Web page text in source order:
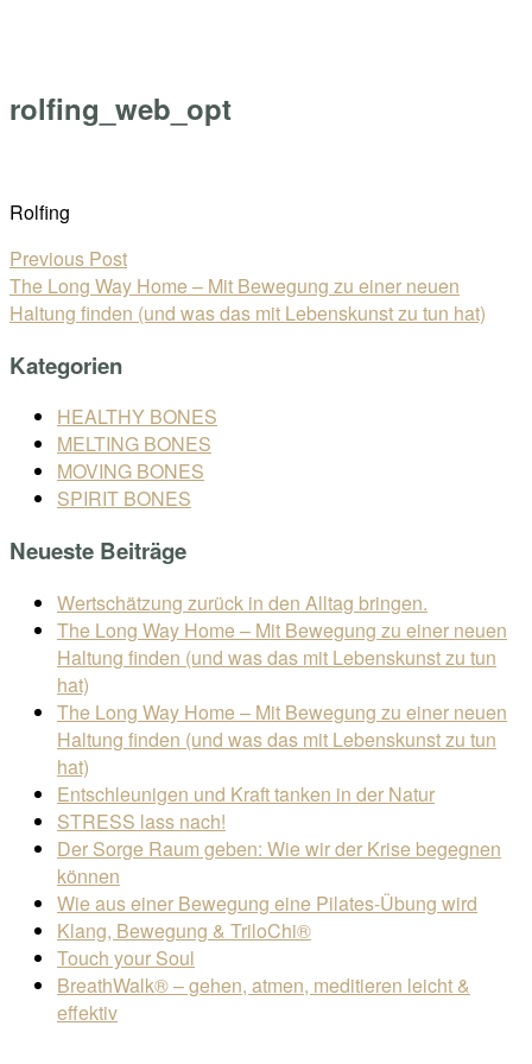
rolfing_web_opt
Rolfing
Beitragsnavigation
Previous Post
The Long Way Home – Mit Bewegung zu einer neuen
Haltung finden (und was das mit Lebenskunst zu tun hat)
Kategorien
HEALTHY BONES
MELTING BONES
MOVING BONES
SPIRIT BONES
Neueste Beiträge
Wertschätzung zurück in den Alltag bringen.
The Long Way Home – Mit Bewegung zu einer neuen
Haltung finden (und was das mit Lebenskunst zu tun
hat)
The Long Way Home – Mit Bewegung zu einer neuen
Haltung finden (und was das mit Lebenskunst zu tun
hat)
Entschleunigen und Kraft tanken in der Natur
STRESS lass nach!
Der Sorge Raum geben: Wie wir der Krise begegnen
können
Wie aus einer Bewegung eine Pilates-Übung wird
Klang, Bewegung & TriloChi®
Touch your Soul
BreathWalk® – gehen, atmen, meditieren leicht &
effektiv